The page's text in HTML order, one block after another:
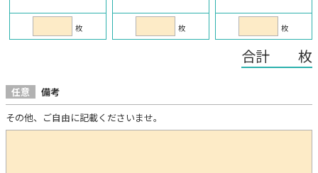
枚 枚 枚
合計 枚
任意
備考
その他、ご自由に記載くださいませ。